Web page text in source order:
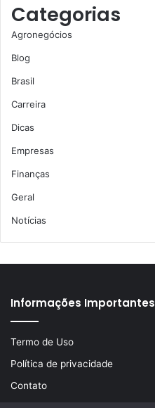
Categorias
Agronegócios
Blog
Brasil
Carreira
Dicas
Empresas
Finanças
Geral
Notícias
Informações Importantes
Termo de Uso
Política de privacidade
Contato